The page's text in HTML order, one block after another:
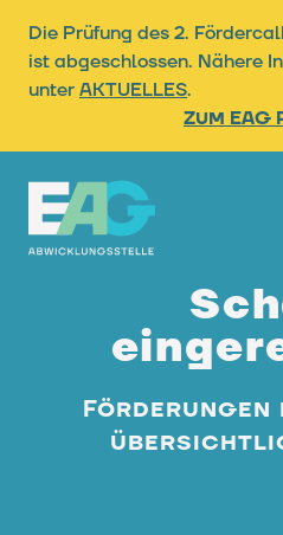
Die Prüfung des 2.
ist abgeschlossen. Nähere
unter AKTUELLES.
Zum
Förderungen